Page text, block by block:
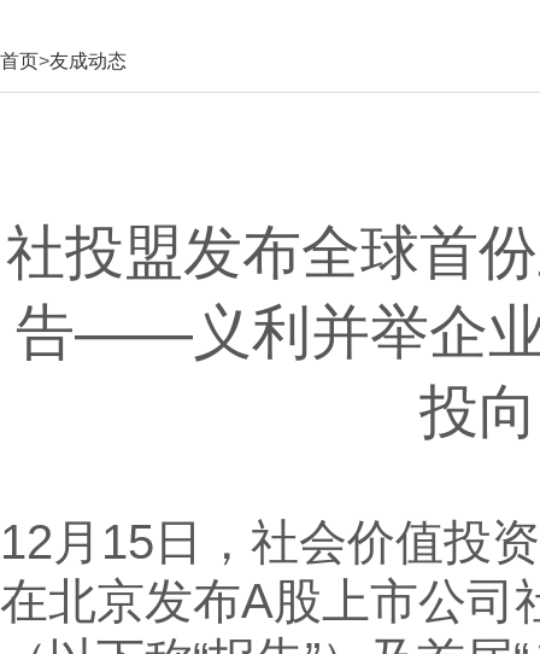
首页>友成动态
社投盟发布全球首
告——义利并举企
投
12月15日，社会价值投
在北京发布A股上市公司